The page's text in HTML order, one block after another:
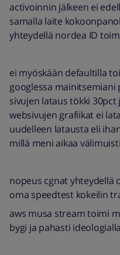
activoinnin jälkeen ei
samalla laite
yhteydellä nordea ID
ei myöskään defaultilla
googlessa
sivujen lataus tökki 30pct
websivujen grafiikat ei
uudelleen latausta eli
millä meni aikaa
nopeus cgnat yhteydellä
oma speedtest kokeilin
aws musa stream toimi
bygi ja pahasti